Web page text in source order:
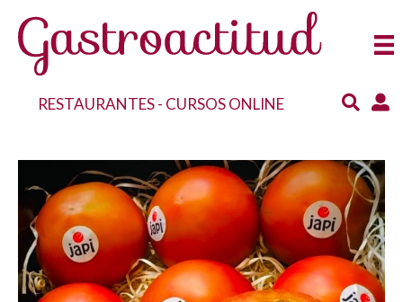
RESTAURANTES- CURSOS ONLINE